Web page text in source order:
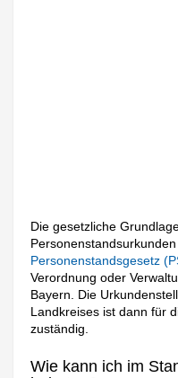
Die gesetzliche
Personenstandsgesetz
Verordnung oder
Bayern. Die
Landkreises ist dann für
zuständig.
Wie kann ich im